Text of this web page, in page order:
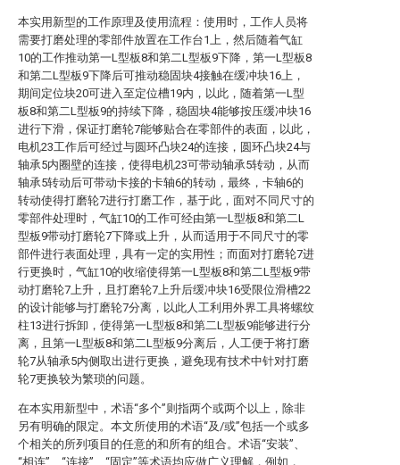
本实用新型的工作原理及使用流程：使用时，工作人员将
需要打磨处理的零部件放置在工作台1上，然后随着气缸
10的工作推动第一L型板8和第二L型板9下降，第一L型板8
和第二L型板9下降后可推动稳固块4接触在缓冲块16上，
期间定位块20可进入至定位槽19内，以此，随着第一L型
板8和第二L型板9的持续下降，稳固块4能够按压缓冲块16
进行下滑，保证打磨轮7能够贴合在零部件的表面，以此，
电机23工作后可经过与圆环凸块24的连接，圆环凸块24与
轴承5内圈壁的连接，使得电机23可带动轴承5转动，从而
轴承5转动后可带动卡接的卡轴6的转动，最终，卡轴6的
转动使得打磨轮7进行打磨工作，基于此，面对不同尺寸的
零部件处理时，气缸10的工作可经由第一L型板8和第二L
型板9带动打磨轮7下降或上升，从而适用于不同尺寸的零
部件进行表面处理，具有一定的实用性；而面对打磨轮7进
行更换时，气缸10的收缩使得第一L型板8和第二L型板9带
动打磨轮7上升，且打磨轮7上升后缓冲块16受限位滑槽22
的设计能够与打磨轮7分离，以此人工利用外界工具将螺纹
柱13进行拆卸，使得第一L型板8和第二L型板9能够进行分
离，且第一L型板8和第二L型板9分离后，人工便于将打磨
轮7从轴承5内侧取出进行更换，避免现有技术中针对打磨
轮7更换较为繁琐的问题。
在本实用新型中，术语“多个”则指两个或两个以上，除非
另有明确的限定。本文所使用的术语“及/或”包括一个或多
个相关的所列项目的任意的和所有的组合。术语“安装”、
“相连”、“连接”、“固定”等术语均应做广义理解，例如，